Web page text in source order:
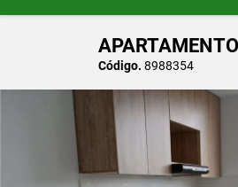
Código. 8988354